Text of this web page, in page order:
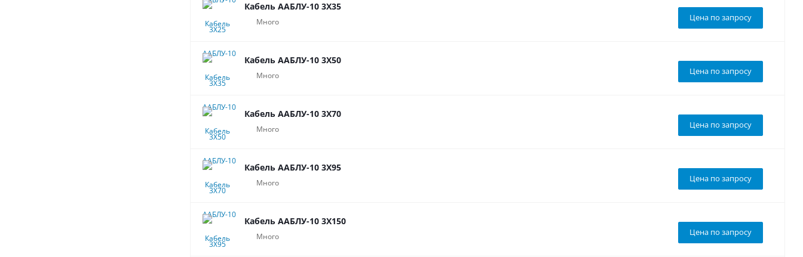
Кабель ААБЛУ-10 3Х35
Много Цена по запросу
Кабель ААБЛУ-10 3Х50
Много Цена по запросу
Кабель ААБЛУ-10 3Х70
Много Цена по запросу
Кабель ААБЛУ-10 3Х95
Много Цена по запросу
Кабель ААБЛУ-10 3Х150
Много Цена по запросу